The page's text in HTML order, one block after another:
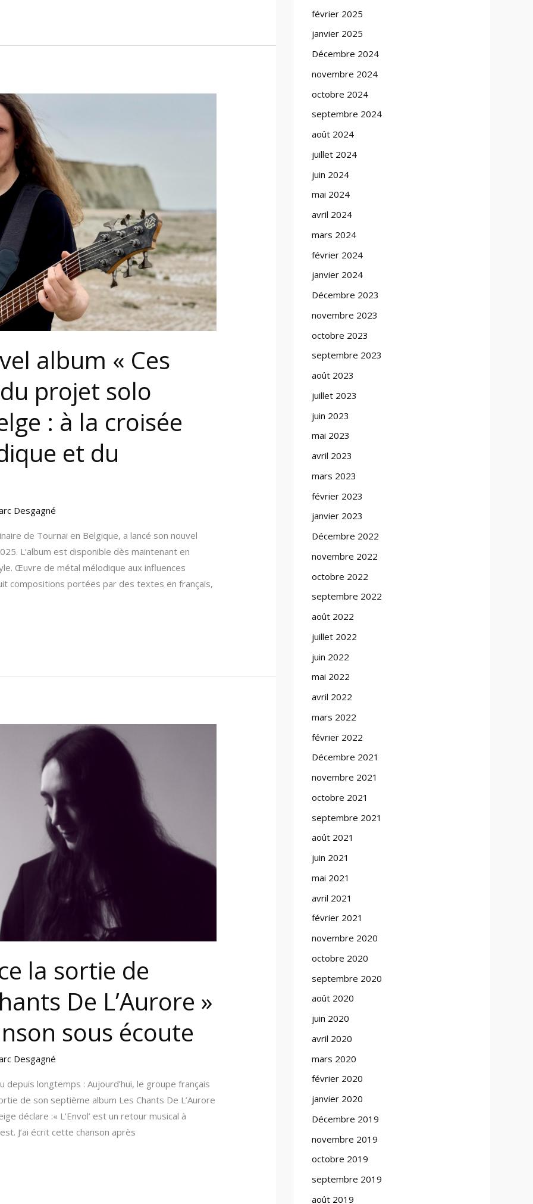
album « Ces
projet solo
: à la croisée
et du
Desgagné
de Tournai en Belgique, a lancé son nouvel
L’album est disponible dès maintenant en
Œuvre de métal mélodique aux influences
compositions portées par des textes en français,
la sortie de
De L’Aurore »
sous écoute
Desgagné
longtemps : Aujourd’hui, le groupe français
de son septième album Les Chants De L’Aurore
déclare :« L’Envol’ est un retour musical à
J’ai écrit cette chanson après
février 2025
janvier 2025
Décembre 2024
novembre 2024
octobre 2024
septembre 2024
août 2024
juillet 2024
juin 2024
mai 2024
avril 2024
mars 2024
février 2024
janvier 2024
Décembre 2023
novembre 2023
octobre 2023
septembre 2023
août 2023
juillet 2023
juin 2023
mai 2023
avril 2023
mars 2023
février 2023
janvier 2023
Décembre 2022
novembre 2022
octobre 2022
septembre 2022
août 2022
juillet 2022
juin 2022
mai 2022
avril 2022
mars 2022
février 2022
Décembre 2021
novembre 2021
octobre 2021
septembre 2021
août 2021
juin 2021
mai 2021
avril 2021
février 2021
novembre 2020
octobre 2020
septembre 2020
août 2020
juin 2020
avril 2020
mars 2020
février 2020
janvier 2020
Décembre 2019
novembre 2019
octobre 2019
septembre 2019
août 2019